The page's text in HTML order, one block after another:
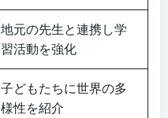
地元の先生と連携し学
習活動を強化
子どもたちに世界の多
様性を紹介